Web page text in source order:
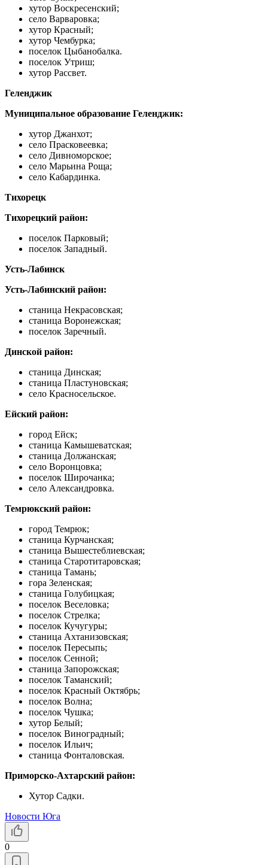
хутор Воскресенский;
село Варваровка;
хутор Красный;
хутор Чембурка;
поселок Цыбанобалка.
поселок Утриш;
хутор Рассвет.
Геленджик
Муниципальное образование Геленджик:
хутор Джанхот;
село Прасковеевка;
село Дивноморское;
село Марьина Роща;
село Кабардинка.
Тихорецк
Тихорецкий район:
поселок Парковый;
поселок Западный.
Усть-Лабинск
Усть-Лабинский район:
станица Некрасовская;
станица Воронежская;
поселок Заречный.
Динской район:
станица Динская;
станица Пластуновская;
село Красносельское.
Ейский район:
город Ейск;
станица Камышеватская;
станица Должанская;
село Воронцовка;
поселок Широчанка;
село Александровка.
Темрюкский район:
город Темрюк;
станица Курчанская;
станица Вышестеблиевская;
станица Старотитаровская;
станица Тамань;
гора Зеленская;
станица Голубицкая;
поселок Веселовка;
поселок Стрелка;
поселок Кучугуры;
станица Ахтанизовская;
поселок Пересыпь;
поселок Сенной;
станица Запорожская;
поселок Таманский;
поселок Красный Октябрь;
поселок Волна;
поселок Чушка;
хутор Белый;
поселок Виноградный;
поселок Ильич;
станица Фонталовская.
Приморско-Ахтарский район:
Хутор Садки.
Новости Юга
0